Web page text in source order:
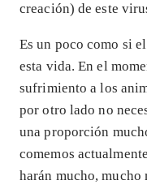
creación) de este
Es un poco como si
esta vida. En el
sufrimiento a los
por otro lado no
una proporción
comemos
harán mucho, mucho